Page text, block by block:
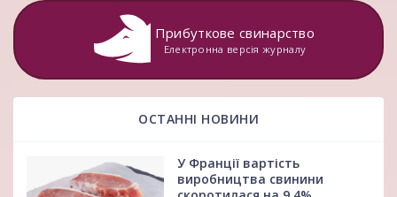
Прибуткове свинарство
Електронна версія журналу
ОСТАННІ НОВИНИ
У Франції вартість
виробництва свинини